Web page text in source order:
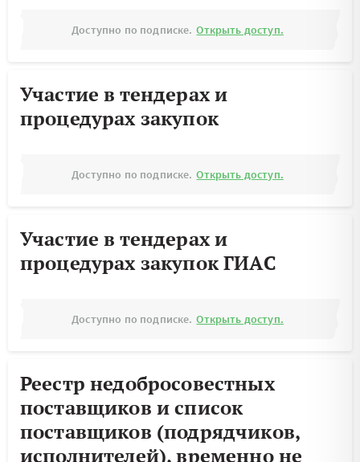
Доступно по подписке. Открыть доступ.
Участие в тендерах и
процедурах закупок
Доступно по подписке. Открыть доступ.
Участие в тендерах и
процедурах закупок ГИАС
Доступно по подписке. Открыть доступ.
Реестр недобросовестных
поставщиков и список
поставщиков (подрядчиков,
исполнителей), временно не